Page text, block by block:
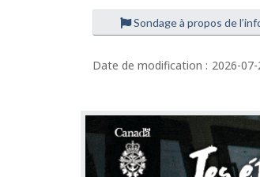
Sondage à propos de
Date de modification : 2026-07-